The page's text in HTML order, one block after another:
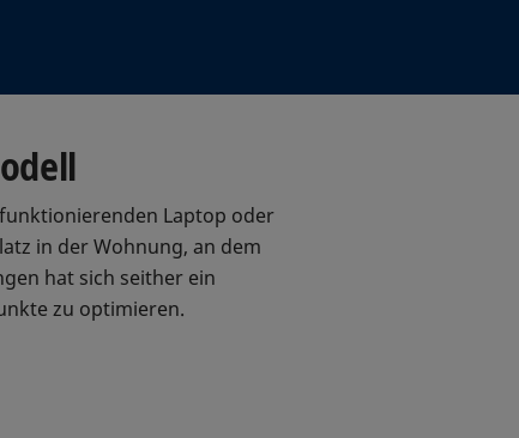
Laptop oder
in der Wohnung, an dem
hat sich seither ein
zu optimieren.